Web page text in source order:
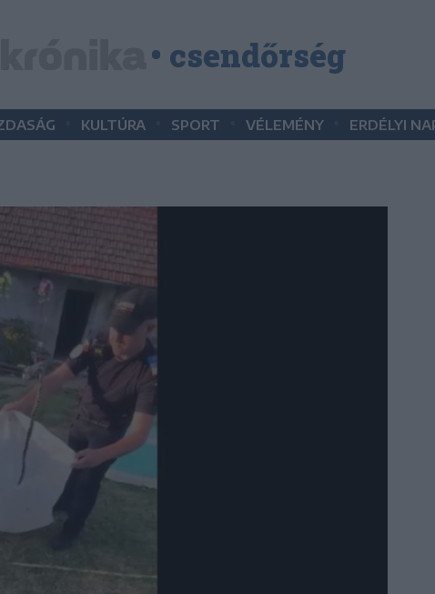
• csendőrség
KULTÚRA SPORT VÉLEMÉNY ERDÉLYI